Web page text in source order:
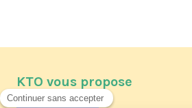
KTO vous propose